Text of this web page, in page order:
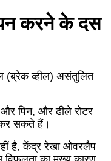
करने के दस
(ब्रेक व्हील) असंतुलित
पिन, और ढीले रोटर
कर सकते हैं।
है, केंद्र रेखा ओवरलैप